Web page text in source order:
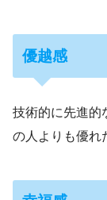
優越感
技術的に先進的
の人よりも優れ